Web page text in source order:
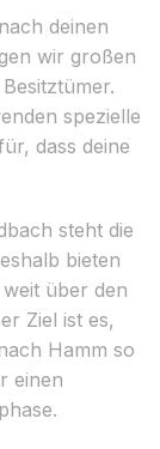
deinen
wir großen
spezielle
dass deine
steht die
bieten
über den
Ziel ist es,
Hamm so
einen